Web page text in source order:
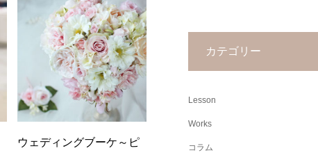
ウェディングブーケ～ピ
カテゴリー
Lesson
Works
コラム